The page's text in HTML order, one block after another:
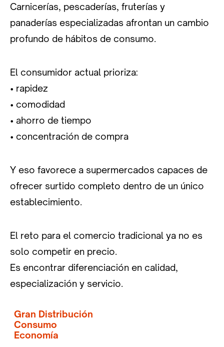
Carnicerías, pescaderías, fruterías y
panaderías especializadas afrontan un cambio
profundo de hábitos de consumo.
El consumidor actual prioriza:
• rapidez
• comodidad
• ahorro de tiempo
• concentración de compra
Y eso favorece a supermercados capaces de
ofrecer surtido completo dentro de un único
establecimiento.
El reto para el comercio tradicional ya no es
solo competir en precio.
Es encontrar diferenciación en calidad,
especialización y servicio.
Gran Distribución
Consumo
Economía